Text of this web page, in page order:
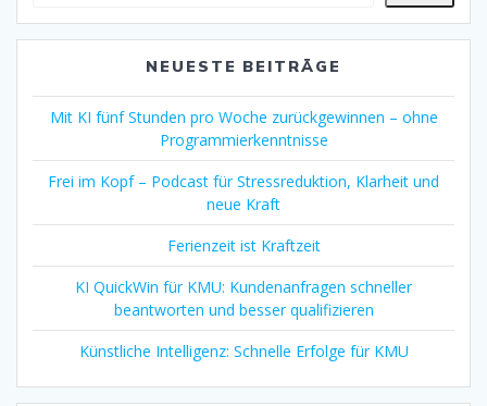
NEUESTE BEITRÄGE
Mit KI fünf Stunden pro Woche zurückgewinnen – ohne
Programmierkenntnisse
Frei im Kopf – Podcast für Stressreduktion, Klarheit und
neue Kraft
Ferienzeit ist Kraftzeit
KI QuickWin für KMU: Kundenanfragen schneller
beantworten und besser qualifizieren
Künstliche Intelligenz: Schnelle Erfolge für KMU